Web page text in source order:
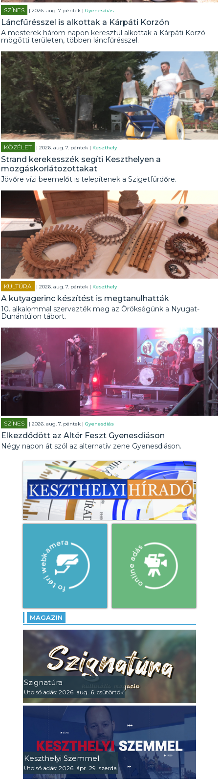
SZÍNES | 2026. aug. 7. péntek |Gyenesdiás
Láncfűrésszel is alkottak a Kárpáti Korzón
A mesterek három napon keresztül alkottak a Kárpáti Korzó
mögötti területen, többen láncfűrésszel.
KÖZÉLET | 2026. aug. 7. péntek | Keszthely
Strand kerekesszék segíti Keszthelyen a
mozgáskorlátozottakat
Jövőre vízi beemelőt is telepítenek a Szigetfürdőre.
KULTÚRA | 2026. aug. 7. péntek | Keszthely
A kutyagerinc készítést is megtanulhatták
10. alkalommal szervezték meg az Örökségünk a Nyugat-
Dunántúlon tábort.
SZÍNES | 2026. aug. 7. péntek |Gyenesdiás
Elkezdődött az Altér Feszt Gyenesdiáson
Négy napon át szól az alternatív zene Gyenesdiáson.
MAGAZIN
Szignatúra
Utolsó adás: 2026. aug. 6. csütörtök
Keszthelyi Szemmel
Utolsó adás: 2026. ápr. 29. szerda